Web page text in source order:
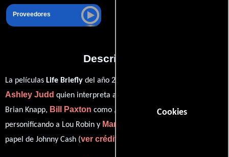
Cookies
Proveedores
Descripción
La películas Life Briefly del año 2010, está protagonizada por
Ashley Judd quien interpreta a ,
Brian Knapp, Bill Paxton como , Daniel Roebuck
personificando a Lou Robin y Mark Collie
papel de Johnny Cash (ver créditos completos